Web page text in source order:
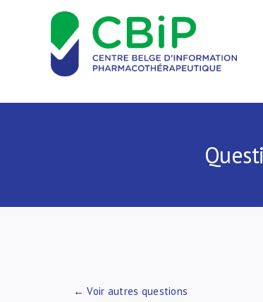
← Voir autres questions